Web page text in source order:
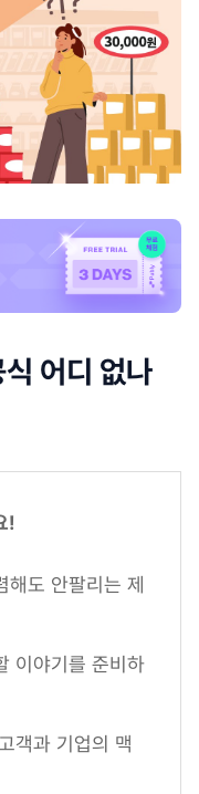
어디 없나
!
해도 안팔리는 제
이야기를 준비하
객과 기업의 맥